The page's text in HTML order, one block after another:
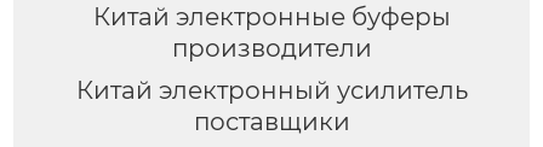
Китай электронные буферы
производители
Китай электронный усилитель
поставщики